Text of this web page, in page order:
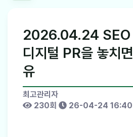
2026.04.24 SEO
디지털 PR을 놓치
유
최고관리자
230회
26-04-24 16:40